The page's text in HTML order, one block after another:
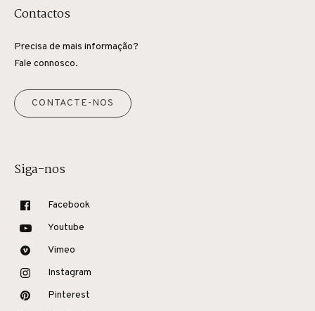
Contactos
Precisa de mais informação?
Fale connosco.
CONTACTE-NOS
Siga-nos
Facebook
Youtube
Vimeo
Instagram
Pinterest